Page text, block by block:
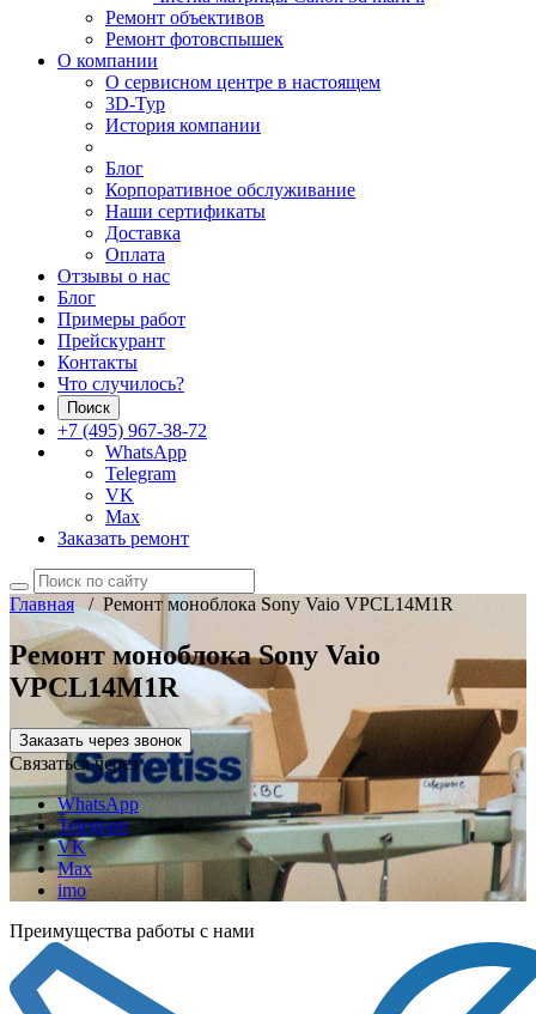
Ремонт объективов
Ремонт фотовспышек
О компании
О сервисном центре в настоящем
3D-Тур
История компании
Блог
Корпоративное обслуживание
Наши сертификаты
Доставка
Оплата
Отзывы о нас
Блог
Примеры работ
Прейскурант
Контакты
Что случилось?
Поиск
+7 (495) 967-38-72
WhatsApp
Telegram
VK
Max
Заказать ремонт
Главная/ Ремонт моноблока Sony Vaio VPCL14M1R
Ремонт моноблока Sony Vaio
VPCL14M1R
Заказать через звонок
Связаться через
WhatsApp
Telegram
VK
Max
imo
Преимущества работы с нами